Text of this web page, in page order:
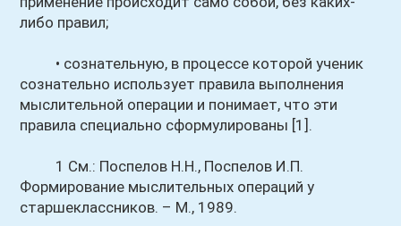
либо правил;
• сознательную, в процессе которой ученик
сознательно использует правила выполнения
мыслительной операции и понимает, что эти
правила специально сформулированы [1].
1 См.: Поспелов Н.Н., Поспелов И.П.
Формирование мыслительных операций у
старшеклассников. – М., 1989.